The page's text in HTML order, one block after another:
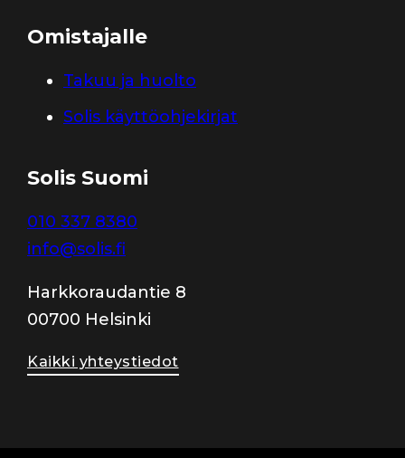
Omistajalle
Takuu ja huolto
Solis käyttöohjekirjat
Solis Suomi
010 337 8380
info@solis.fi
Harkkoraudantie 8
00700 Helsinki
Kaikki yhteystiedot